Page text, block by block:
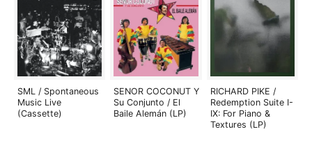
SML / Spontaneous
Music Live
(Cassette)
SENOR COCONUT Y
Su Conjunto / El
Baile Alemán (LP)
RICHARD PIKE /
Redemption Suite I-
IX: For Piano &
Textures (LP)